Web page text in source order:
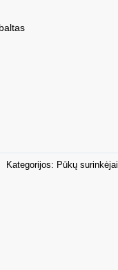
Kategorijos: Pūkų surinkėjai